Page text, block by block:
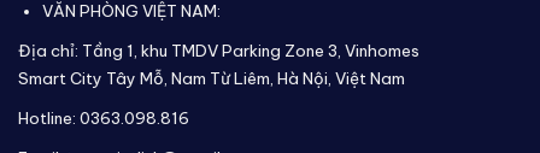
VĂN PHÒNG VIỆT NAM:
Địa chỉ: Tầng 1, khu TMDV Parking Zone 3, Vinhomes
Smart City Tây Mỗ, Nam Từ Liêm, Hà Nội, Việt Nam
Hotline: 0363.098.816